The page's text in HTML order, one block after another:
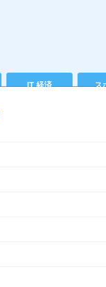
IT 経済 ス